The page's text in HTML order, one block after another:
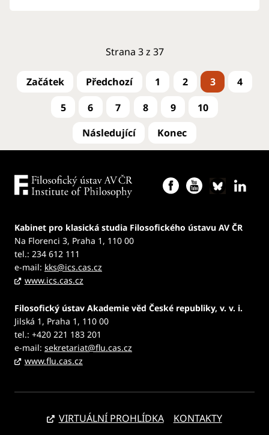
Strana 3 z 37
1 2 3
4
5
6 7 8 9 10
Kabinet pro klasická studia Filosofického ústavu AV ČR
Na Florenci 3, Praha 1, 110 00
tel.: 234 612 111
e-mail: kks@ics.cas.cz
www.ics.cas.cz
Filosofický ústav Akademie věd České republiky, v. v. i.
Jilská 1, Praha 1, 110 00
tel.: +420 221 183 201
e-mail: sekretariat@flu.cas.cz
www.flu.cas.cz
VIRTUÁLNÍ PROHLÍDKA KONTAKTY